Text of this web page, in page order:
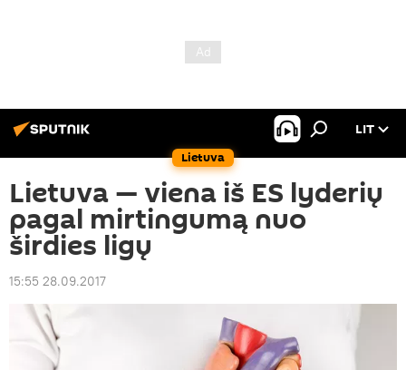
Lietuva
LIT
Lietuva — viena iš ES lyderių
pagal mirtingumą nuo
širdies ligų
15:55 28.09.2017